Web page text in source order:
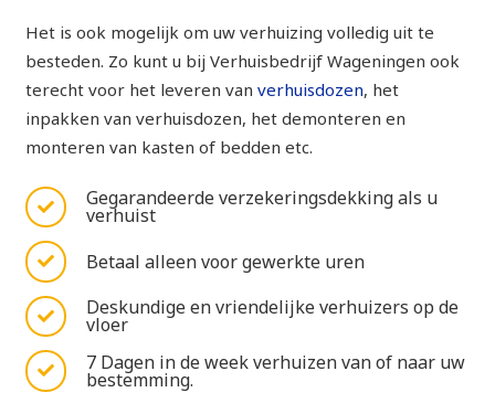
Het is ook mogelijk om uw verhuizing volledig uit te
besteden. Zo kunt u bij Verhuisbedrijf Wageningen ook
terecht voor het leveren van verhuisdozen, het
inpakken van verhuisdozen, het demonteren en
monteren van kasten of bedden etc.
Gegarandeerde verzekeringsdekking als u
verhuist
Betaal alleen voor gewerkte uren
Deskundige en vriendelijke verhuizers op de
vloer
7 Dagen in de week verhuizen van of naar uw
bestemming.